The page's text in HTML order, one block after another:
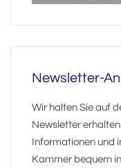
Newsletter-
Wir halten Sie auf
Newsletter
Informationen und
Kammer bequem